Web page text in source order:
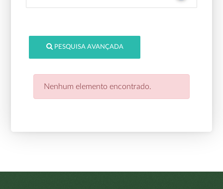
PESQUISA AVANÇADA
Nenhum elemento encontrado.